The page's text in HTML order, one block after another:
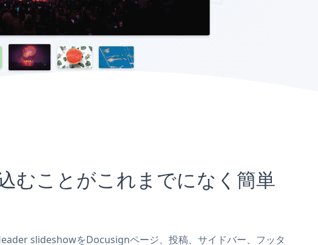
ことがこれまでになく簡単
slideshowをDocusignページ、投稿、サイドバー、フッタ